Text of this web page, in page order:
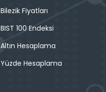
Bilezik Fiyatları
BIST 100 Endeksi
Altın Hesaplama
Yüzde Hesaplama